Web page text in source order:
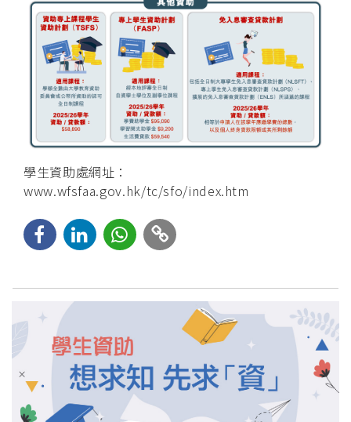
學生資助處網址：
www.wfsfaa.gov.hk/tc/sfo/index.htm